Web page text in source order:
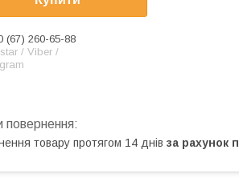
(67) 260-65-88
/ Viber /
товару протягом 14 днів за рахунок